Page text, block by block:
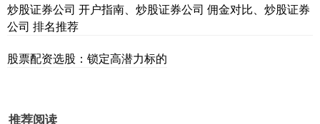
炒股证券公司 开户指南、炒股证券公司 佣金对比、炒股证券
公司 排名推荐
股票配资选股：锁定高潜力标的
推荐阅读